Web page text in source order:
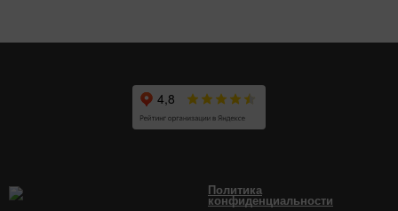
Политика
конфиденциальности